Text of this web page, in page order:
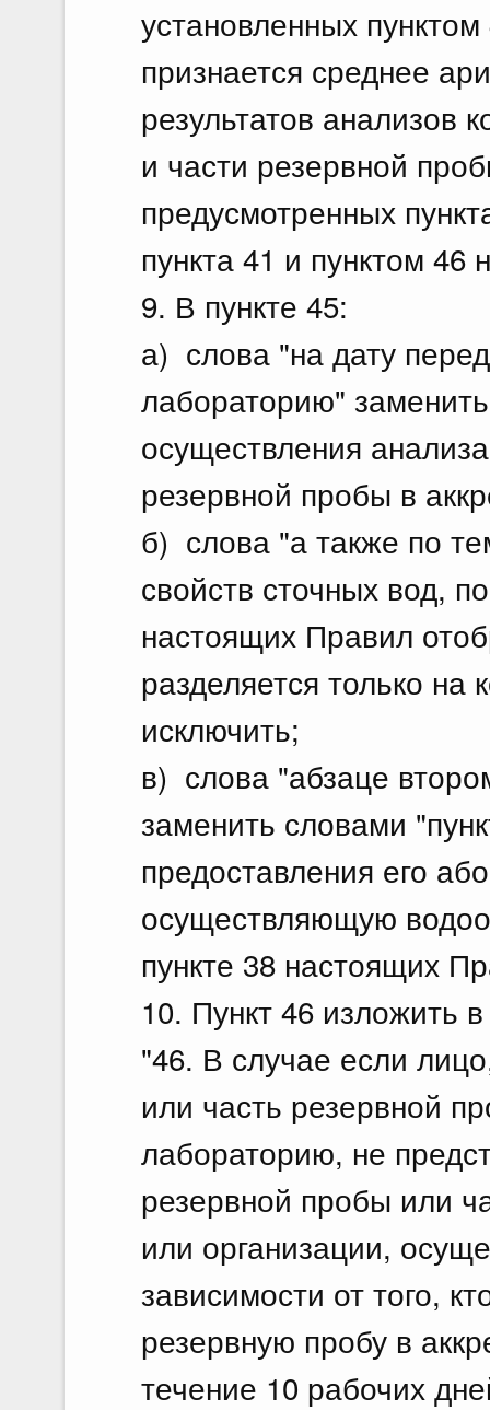
установленных
признается среднее
результатов анализов
и части резервной
предусмотренных
пункта 41 и пунктом
9. В пункте 45:
а) слова "на дату
лабораторию"
осуществления
резервной пробы в
б) слова "а также по
свойств сточных вод,
настоящих Правил
разделяется только
исключить;
в) слова "абзаце
заменить словами
предоставления его
осуществляющую
пункте 38 настоящих
10. Пункт 46 изложить
"46. В случае если
или часть резервной
лабораторию, не
резервной пробы или
или организации,
зависимости от того,
резервную пробу в
течение 10 рабочих